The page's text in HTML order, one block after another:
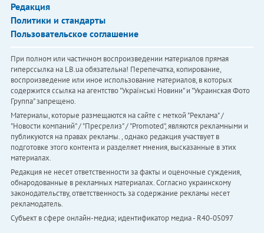
Редакция
Политики и стандарты
Пользовательское соглашение
При полном или частичном воспроизведении материалов прямая
гиперссылка на LB.ua обязательна! Перепечатка, копирование,
воспроизведение или иное использование материалов, в которых
содержится ссылка на агентство "Українськi Новини" и "Украинская Фото
Группа" запрещено.
Материалы, которые размещаются на сайте с меткой "Реклама" /
"Новости компаний" / "Пресрелиз" / "Promoted", являются рекламными и
публикуются на правах рекламы. , однако редакция участвует в
подготовке этого контента и разделяет мнения, высказанные в этих
материалах.
Редакция не несет ответственности за факты и оценочные суждения,
обнародованные в рекламных материалах. Согласно украинскому
законодательству, ответственность за содержание рекламы несет
рекламодатель.
Субъект в сфере онлайн-медиа; идентификатор медиа - R40-05097